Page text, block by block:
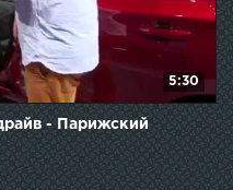
5:30
- Парижский